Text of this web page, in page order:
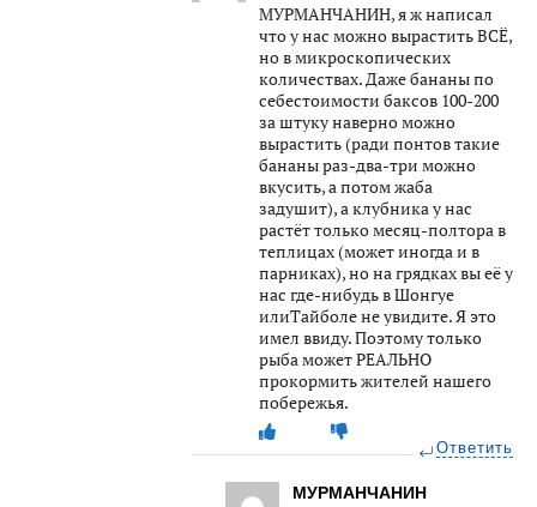
МУРМАНЧАНИН, я ж написал
что у нас можно вырастить ВСЁ,
но в микроскопических
количествах. Даже бананы по
себестоимости баксов 100-200
за штуку наверно можно
вырастить (ради понтов такие
бананы раз-два-три можно
вкусить, а потом жаба
задушит), а клубника у нас
растёт только месяц-полтора в
теплицах (может иногда и в
парниках), но на грядках вы её у
нас где-нибудь в Шонгуе
илиТайболе не увидите. Я это
имел ввиду. Поэтому только
рыба может РЕАЛЬНО
прокормить жителей нашего
побережья.
Ответить
МУРМАНЧАНИН